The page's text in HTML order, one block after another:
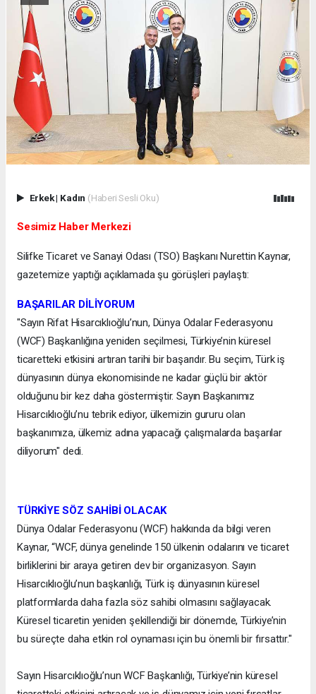
Erkek| Kadın (Haberi Sesli Oku)
Sesimiz Haber Merkezi
Silifke Ticaret ve Sanayi Odası (TSO) Başkanı Nurettin Kaynar,
gazetemize yaptığı açıklamada şu görüşleri paylaştı:
BAŞARILAR DİLİYORUM
"Sayın Rifat Hisarcıklıoğlu’nun, Dünya Odalar Federasyonu
(WCF) Başkanlığına yeniden seçilmesi, Türkiye’nin küresel
ticaretteki etkisini artıran tarihi bir başarıdır. Bu seçim, Türk iş
dünyasının dünya ekonomisinde ne kadar güçlü bir aktör
olduğunu bir kez daha göstermiştir. Sayın Başkanımız
Hisarcıklıoğlu’nu tebrik ediyor, ülkemizin gururu olan
başkanımıza, ülkemiz adına yapacağı çalışmalarda başarılar
diliyorum" dedi.
TÜRKİYE SÖZ SAHİBİ OLACAK
Dünya Odalar Federasyonu (WCF) hakkında da bilgi veren
Kaynar, “WCF, dünya genelinde 150 ülkenin odalarını ve ticaret
birliklerini bir araya getiren dev bir organizasyon. Sayın
Hisarcıklıoğlu’nun başkanlığı, Türk iş dünyasının küresel
platformlarda daha fazla söz sahibi olmasını sağlayacak.
Küresel ticaretin yeniden şekillendiği bir dönemde, Türkiye’nin
bu süreçte daha etkin rol oynaması için bu önemli bir fırsattır."
Sayın Hisarcıklıoğlu’nun WCF Başkanlığı, Türkiye’nin küresel